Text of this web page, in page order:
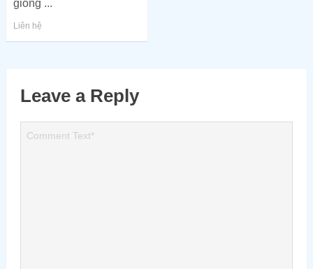
giống ...
Liên hệ
Leave a Reply